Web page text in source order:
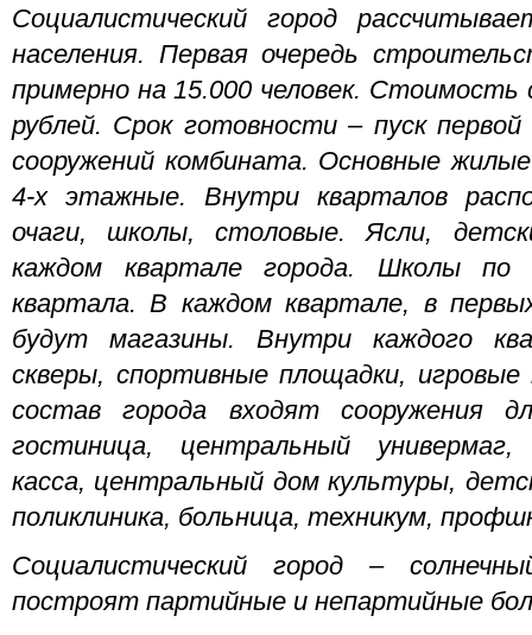
Социалистический город
населения. Первая очередь
примерно на 15.000 человек. Стоимость
рублей. Срок готовности – пуск
сооружений комбината. Основные
4-х этажные. Внутри кварталов
очаги, школы, столовые. Ясли,
каждом квартале города. Школы
квартала. В каждом квартале, в
будут магазины. Внутри каждого
скверы, спортивные площадки,
состав города входят сооружения
гостиница, центральный универмаг,
касса, центральный дом культуры,
поликлиника, больница, техникум,
Социалистический город –
построят партийные и непартийные